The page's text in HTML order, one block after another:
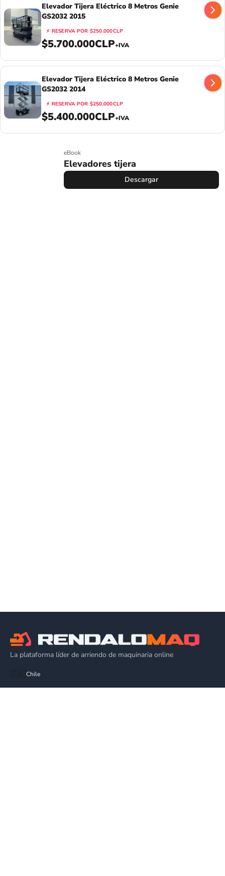
Elevador Tijera Eléctrico 8 Metros Genie
GS2032 2015
⚡ RESERVA POR $250.000CLP
$5.700.000CLP+IVA
Elevador Tijera Eléctrico 8 Metros Genie
GS2032 2014
⚡ RESERVA POR $250.000CLP
$5.400.000CLP+IVA
eBook
Elevadores tijera
Descargar
La plataforma líder de arriendo de maquinaria online
🇨🇱Chile